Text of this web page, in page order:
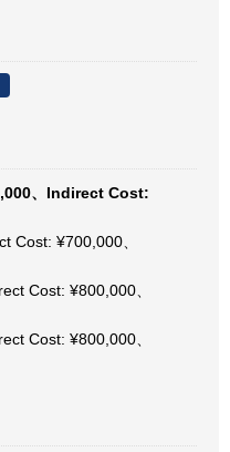
、Indirect Cost:
Cost: ¥700,000、
Cost: ¥800,000、
Cost: ¥800,000、